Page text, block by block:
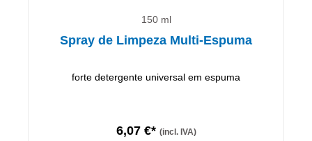
150 ml
Spray de Limpeza Multi-Espuma
forte detergente universal em espuma
6,07 €* (incl. IVA)